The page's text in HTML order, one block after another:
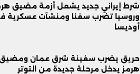
شرط إيراني جديد يشعل أزمة مضيق
وروسيا تضرب سفنا ومنشآت عسكرية
أوديسا
حريق يضرب سفينة شرق عمان
هرمز يدخل مرحلة جديدة من التوتر